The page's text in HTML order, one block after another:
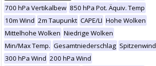
700 hPa Vertikalbew 850 hPa Pot. Äquiv. Temp
10m Wind 2m Taupunkt CAPE/LI Hohe Wolken
Mittelhohe Wolken Niedrige Wolken
Min/Max Temp. Gesamtniederschlag Spitzenwind
300 hPa Wind 200 hPa Wind